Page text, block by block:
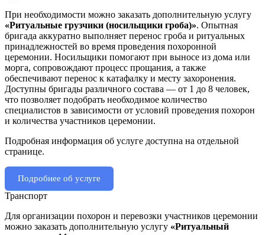
При необходимости можно заказать дополнительную услугу
«Ритуальные грузчики (носильщики гроба)». Опытная
бригада аккуратно выполняет перенос гроба и ритуальных
принадлежностей во время проведения похоронной
церемонии. Носильщики помогают при выносе из дома или
морга, сопровождают процесс прощания, а также
обеспечивают перенос к катафалку и месту захоронения.
Доступны бригады различного состава — от 1 до 8 человек,
что позволяет подобрать необходимое количество
специалистов в зависимости от условий проведения похорон
и количества участников церемонии.
Подробная информация об услуге доступна на отдельной
странице.
Подробнее об услуге
Транспорт
Для организации похорон и перевозки участников церемонии
можно заказать дополнительную услугу «Ритуальный